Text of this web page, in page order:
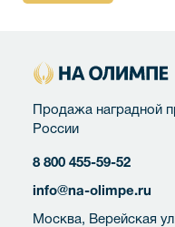
Продажа наградной
России
8 800 455-59-52
info@na-olimpe.ru
Москва, Верейская